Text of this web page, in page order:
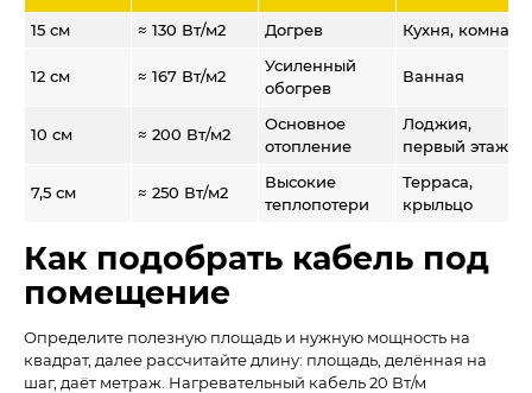
15 см ≈ 130 Вт/м2 Догрев Кухня, комната
12 см ≈ 167 Вт/м2
Усиленный
обогрев
Ванная
10 см ≈ 200 Вт/м2
Основное
отопление
Лоджия,
первый этаж
7,5 см ≈ 250 Вт/м2
Высокие
теплопотери
Терраса,
крыльцо
Как подобрать кабель под
помещение
Определите полезную площадь и нужную мощность на
квадрат, далее рассчитайте длину: площадь, делённая на
шаг, даёт метраж. Нагревательный кабель 20 Вт/м